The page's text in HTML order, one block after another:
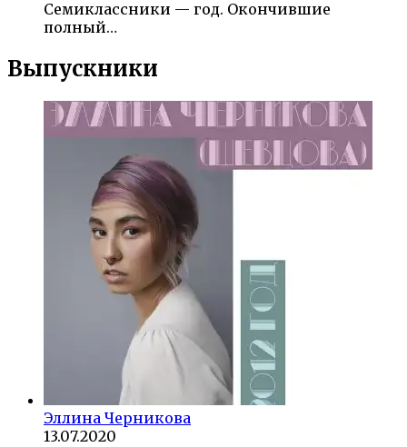
Семиклассники — год. Окончившие
полный…
Выпускники
Эллина Черникова
13.07.2020